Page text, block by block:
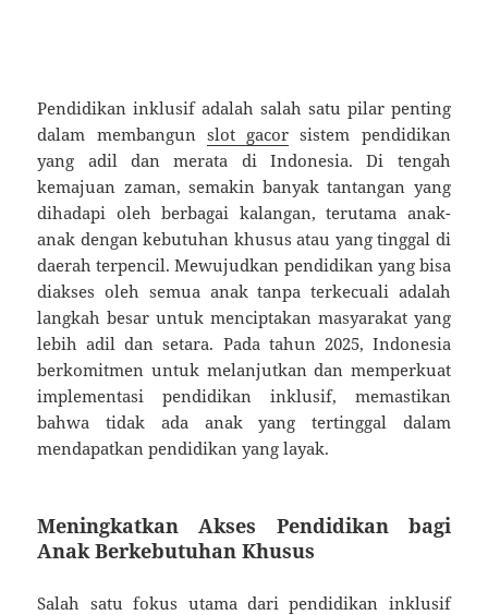
Pendidikan inklusif adalah salah satu pilar penting
dalam membangun slot gacor sistem pendidikan
yang adil dan merata di Indonesia. Di tengah
kemajuan zaman, semakin banyak tantangan yang
dihadapi oleh berbagai kalangan, terutama anak-
anak dengan kebutuhan khusus atau yang tinggal di
daerah terpencil. Mewujudkan pendidikan yang bisa
diakses oleh semua anak tanpa terkecuali adalah
langkah besar untuk menciptakan masyarakat yang
lebih adil dan setara. Pada tahun 2025, Indonesia
berkomitmen untuk melanjutkan dan memperkuat
implementasi pendidikan inklusif, memastikan
bahwa tidak ada anak yang tertinggal dalam
mendapatkan pendidikan yang layak.
Meningkatkan Akses Pendidikan bagi
Anak Berkebutuhan Khusus
Salah satu fokus utama dari pendidikan inklusif